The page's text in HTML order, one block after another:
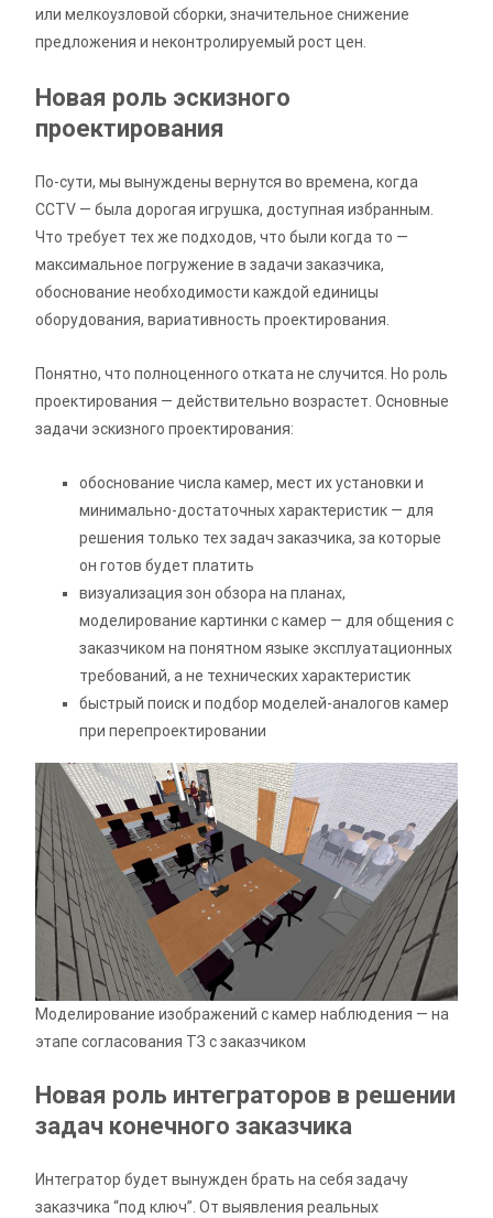
или мелкоузловой сборки, значительное снижение
предложения и неконтролируемый рост цен.
Новая роль эскизного
проектирования
По-сути, мы вынуждены вернутся во времена, когда
CCTV — была дорогая игрушка, доступная избранным.
Что требует тех же подходов, что были когда то —
максимальное погружение в задачи заказчика,
обоснование необходимости каждой единицы
оборудования, вариативность проектирования.
Понятно, что полноценного отката не случится. Но роль
проектирования — действительно возрастет. Основные
задачи эскизного проектирования:
обоснование числа камер, мест их установки и
минимально-достаточных характеристик — для
решения только тех задач заказчика, за которые
он готов будет платить
визуализация зон обзора на планах,
моделирование картинки с камер — для общения с
заказчиком на понятном языке эксплуатационных
требований, а не технических характеристик
быстрый поиск и подбор моделей-аналогов камер
при перепроектировании
Моделирование изображений с камер наблюдения — на
этапе согласования ТЗ с заказчиком
Новая роль интеграторов в решении
задач конечного заказчика
Интегратор будет вынужден брать на себя задачу
заказчика “под ключ”. От выявления реальных